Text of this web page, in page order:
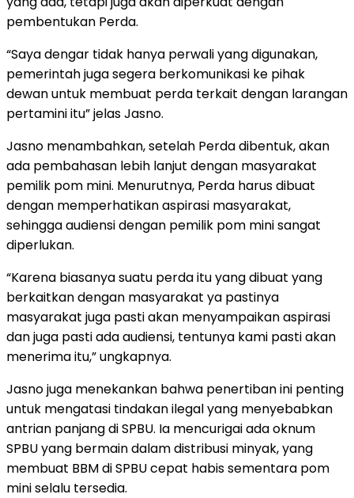
pembentukan Perda.
“Saya dengar tidak hanya perwali yang digunakan,
pemerintah juga segera berkomunikasi ke pihak
dewan untuk membuat perda terkait dengan larangan
pertamini itu” jelas Jasno.
Jasno menambahkan, setelah Perda dibentuk, akan
ada pembahasan lebih lanjut dengan masyarakat
pemilik pom mini. Menurutnya, Perda harus dibuat
dengan memperhatikan aspirasi masyarakat,
sehingga audiensi dengan pemilik pom mini sangat
diperlukan.
“Karena biasanya suatu perda itu yang dibuat yang
berkaitkan dengan masyarakat ya pastinya
masyarakat juga pasti akan menyampaikan aspirasi
dan juga pasti ada audiensi, tentunya kami pasti akan
menerima itu,” ungkapnya.
Jasno juga menekankan bahwa penertiban ini penting
untuk mengatasi tindakan ilegal yang menyebabkan
antrian panjang di SPBU. Ia mencurigai ada oknum
SPBU yang bermain dalam distribusi minyak, yang
membuat BBM di SPBU cepat habis sementara pom
mini selalu tersedia.